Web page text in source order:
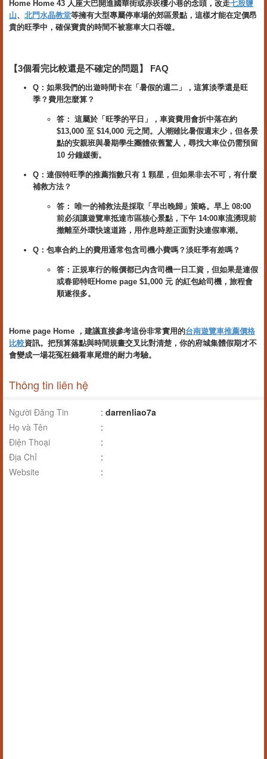
Home Home 43 人座大巴開進國華街或赤崁樓小巷的念頭，改走七股鹽
山、 北門水晶教堂等擁有大型專屬停車場的郊區景點，這樣才能在定價昂
貴的旺季中，確保寶貴的時間不被塞車大口吞噬。
【3個看完比較還是不確定的問題】 FAQ
Q：如果我們的出遊時間卡在「暑假的週二」，這算淡季還是旺
季？費用怎麼算？
答： 這屬於「旺季的平日」，車資費用會折中落在約
$13,000 至 $14,000 元之間。人潮雖比暑假週末少，但各景
點的安親班與暑期學生團體依舊驚人，尋找大車位仍需預留
10 分鐘緩衝。
Q：連假特旺季的推薦指數只有 1 顆星，但如果非去不可，有什麼
補救方法？
答： 唯一的補救法是採取「早出晚歸」策略。早上 08:00
前必須讓遊覽車抵達市區核心景點，下午 14:00車流湧現前
撤離至外環快速道路，用作息時差正面對決連假車潮。
Q：包車合約上的費用通常包含司機小費嗎？淡旺季有差嗎？
答：正規車行的報價都已內含司機一日工資，但如果是連假
或春節特旺Home page $1,000 元 的紅包給司機，旅程會
順遂很多。
Home page Home ，建議直接參考這份非常實用的台南遊覽車推薦價格
比較資訊。把預算落點與時間規畫交叉比對清楚，你的府城集體假期才不
會變成一場花冤枉錢看車尾燈的耐力考驗。
Thông tin liên hệ
Người Đăng Tin : darrenliao7a
Họ và Tên
:
Điện Thoại
:
Địa Chỉ
:
Website
: